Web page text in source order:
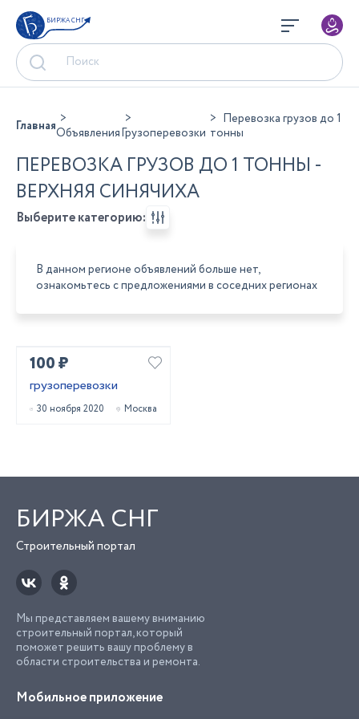
БИРЖА СНГ
ГлавнаяОбъявленияГрузоперевозки
Перевозка грузов до 1
тонны
ПЕРЕВОЗКА ГРУЗОВ ДО 1 ТОННЫ -
ВЕРХНЯЯ СИНЯЧИХА
Выберите категорию:
В данном регионе объявлений больше нет,
ознакомьтесь с предложениями в соседних регионах
100 ₽
грузоперевозки
30 ноября 2020 Москва
БИРЖА СНГ
Строительный портал
Мы представляем вашему вниманию
строительный портал, который
поможет решить вашу проблему в
области строительства и ремонта.
Мобильное приложение